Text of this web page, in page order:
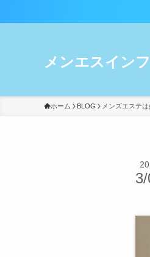
メンエスイン
ホーム BLOG メンズエステ